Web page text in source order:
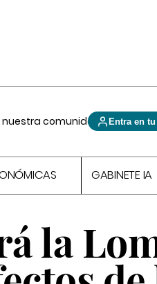
nuestra comunidad Entra en
GABINETE IA
la